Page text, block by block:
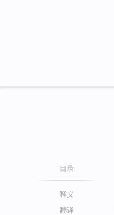
目录
释义
翻译